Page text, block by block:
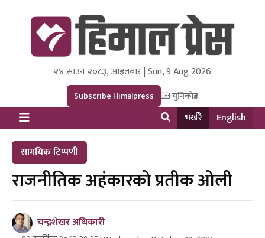
Himal Press
Dot NewsyNepal Media and Research Pvt Ltd.
२४ साउन २०८३, आइतबार | Sun, 9 Aug 2026
Subscribe Himalpress युनिकोड
भर्खरै English
सामयिक टिप्पणी
राजनीतिक अहंकारको प्रतीक ओली
चन्द्रशेखर अधिकारी